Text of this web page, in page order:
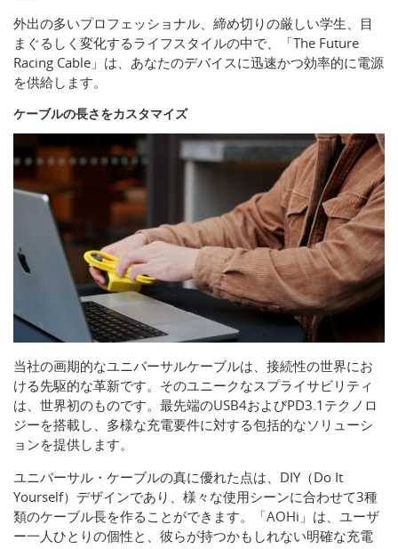
外出の多いプロフェッショナル、締め切りの厳しい学生、目
まぐるしく変化するライフスタイルの中で、「The Future
Racing Cable」は、あなたのデバイスに迅速かつ効率的に電源
を供給します。
ケーブルの長さをカスタマイズ
当社の画期的なユニバーサルケーブルは、接続性の世界にお
ける先駆的な革新です。そのユニークなスプライサビリティ
は、世界初のものです。最先端のUSB4およびPD3.1テクノロ
ジーを搭載し、多様な充電要件に対する包括的なソリューシ
ョンを提供します。
ユニバーサル・ケーブルの真に優れた点は、DIY（Do It
Yourself）デザインであり、様々な使用シーンに合わせて3種
類のケーブル長を作ることができます。「AOHi」は、ユーザ
ー一人ひとりの個性と、彼らが持つかもしれない明確な充電